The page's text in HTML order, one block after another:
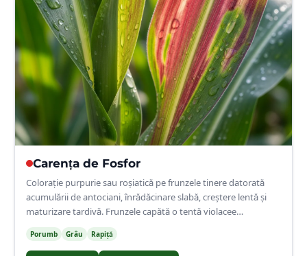
🌿
Carența de Fosfor
Colorație purpurie sau roșiatică pe frunzele tinere datorată
acumulării de antociani, înrădăcinare slabă, creștere lentă și
maturizare tardivă. Frunzele capătă o tentă violacee
Porumb Grâu Rapiță